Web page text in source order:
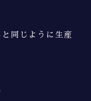
同じように生産